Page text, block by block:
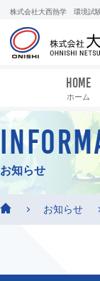
株式会社大西熱学 環境試
HOME
ホーム
お知らせ
お知らせ